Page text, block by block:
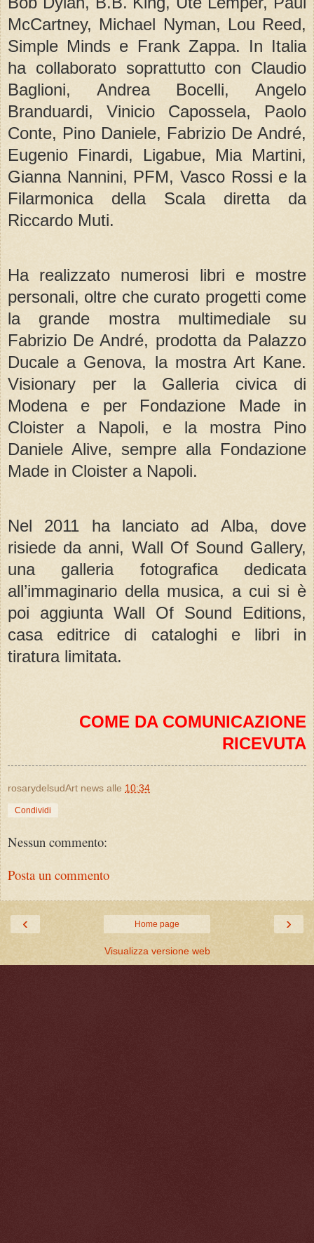
McCartney, Michael Nyman, Lou Reed,
Simple Minds e Frank Zappa. In Italia
ha collaborato soprattutto con Claudio
Baglioni, Andrea Bocelli, Angelo
Branduardi, Vinicio Capossela, Paolo
Conte, Pino Daniele, Fabrizio De André,
Eugenio Finardi, Ligabue, Mia Martini,
Gianna Nannini, PFM, Vasco Rossi e la
Filarmonica della Scala diretta da
Riccardo Muti.
Ha realizzato numerosi libri e mostre
personali, oltre che curato progetti come
la grande mostra multimediale su
Fabrizio De André, prodotta da Palazzo
Ducale a Genova, la mostra Art Kane.
Visionary per la Galleria civica di
Modena e per Fondazione Made in
Cloister a Napoli, e la mostra Pino
Daniele Alive, sempre alla Fondazione
Made in Cloister a Napoli.
Nel 2011 ha lanciato ad Alba, dove
risiede da anni, Wall Of Sound Gallery,
una galleria fotografica dedicata
all’immaginario della musica, a cui si è
poi aggiunta Wall Of Sound Editions,
casa editrice di cataloghi e libri in
tiratura limitata.
COME DA COMUNICAZIONE
RICEVUTA
rosarydelsudArt news alle 10:34
Condividi
Nessun commento:
Posta un commento
‹ ›
Home page
Visualizza versione web